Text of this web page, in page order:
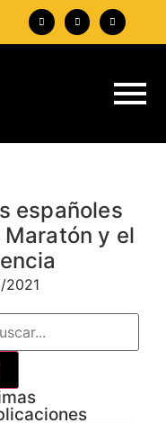
españoles
y el
2021